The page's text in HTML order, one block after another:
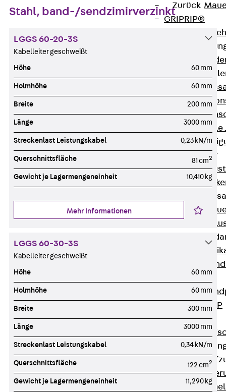
Zurück
GRIPRIP®
Zurück
Winkelkonsole
Brüstungsanker
Zurück
Zurück
Attika-
Zurück
Windpost JWP
Schallisolation
Stahl, band-/sendzimirverzinkt
LGGS 60-20-3S
Kabelleiter geschweißt
Höhe 60 mm
Holmhöhe 60 mm
Breite 200 mm
Länge 3000 mm
Streckenlast Leistungskabel 0,23 kN/m
Querschnittsfläche 81 cm2
Gewicht je Lagermengeneinheit 10,410 kg
Mehr Informationen
LGGS 60-30-3S
Kabelleiter geschweißt
Höhe 60 mm
Holmhöhe 60 mm
Breite 300 mm
Länge 3000 mm
Streckenlast Leistungskabel 0,34 kN/m
Querschnittsfläche 122 cm2
Gewicht je Lagermengeneinheit 11,290 kg